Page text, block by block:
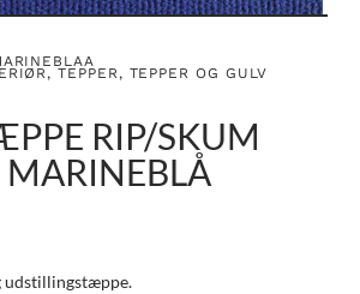
,TEPPER, TEPPER OG GULV
RIP/SKUM
udstillingstæppe.